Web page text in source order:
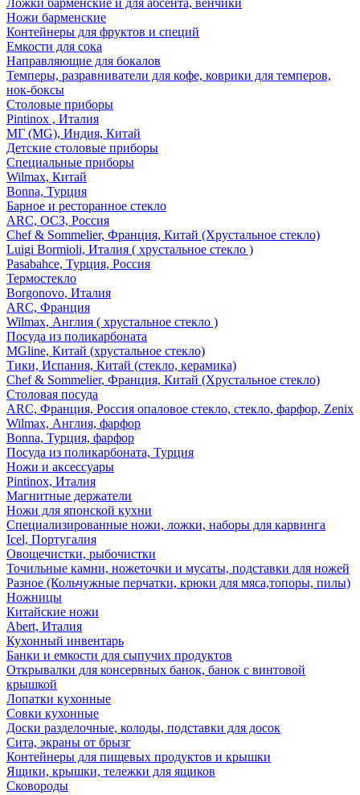
Ложки барменские и для абсента, венчики
Ножи барменские
Контейнеры для фруктов и специй
Емкости для сока
Направляющие для бокалов
Темперы, разравниватели для кофе, коврики для темперов,
нок-боксы
Столовые приборы
Pintinox , Италия
МГ (MG), Индия, Китай
Детские столовые приборы
Специальные приборы
Wilmax, Китай
Bonna, Турция
Барное и ресторанное стекло
ARC, ОСЗ, Россия
Chef & Sommelier, Франция, Китай (Хрустальное стекло)
Luigi Bormioli, Италия ( хрустальное стекло )
Pasabahce, Турция, Россия
Термостекло
Borgonovo, Италия
ARC, Франция
Wilmax, Англия ( хрустальное стекло )
Посуда из поликарбоната
MGline, Китай (хрустальное стекло)
Тики, Испания, Китай (стекло, керамика)
Chef & Sommelier, Франция, Китай (Хрустальное стекло)
Столовая посуда
ARC, Франция, Россия опаловое стекло, стекло, фарфор, Zenix
Wilmax, Англия, фарфор
Bonna, Турция, фарфор
Посуда из поликарбоната, Турция
Ножи и аксессуары
Pintinox, Италия
Магнитные держатели
Ножи для японской кухни
Специализированные ножи, ложки, наборы для карвинга
Icel, Португалия
Овощечистки, рыбочистки
Точильные камни, ножеточки и мусаты, подставки для ножей
Разное (Кольчужные перчатки, крюки для мяса,топоры, пилы)
Ножницы
Китайские ножи
Abert, Италия
Кухонный инвентарь
Банки и емкости для сыпучих продуктов
Открывалки для консервных банок, банок с винтовой
крышкой
Лопатки кухонные
Совки кухонные
Доски разделочные, колоды, подставки для досок
Сита, экраны от брызг
Контейнеры для пищевых продуктов и крышки
Ящики, крышки, тележки для ящиков
Сковороды